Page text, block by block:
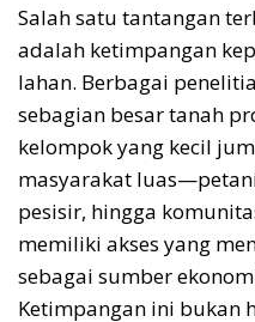
Salah satu tantangan
adalah ketimpangan
lahan. Berbagai
sebagian besar tanah
kelompok yang kecil
masyarakat
pesisir, hingga
memiliki akses yang
sebagai sumber
Ketimpangan ini bukan